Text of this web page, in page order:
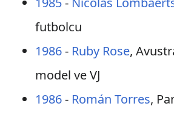
futbolcu
1986- Ruby Rose,
model ve VJ
1986- Román Torres,